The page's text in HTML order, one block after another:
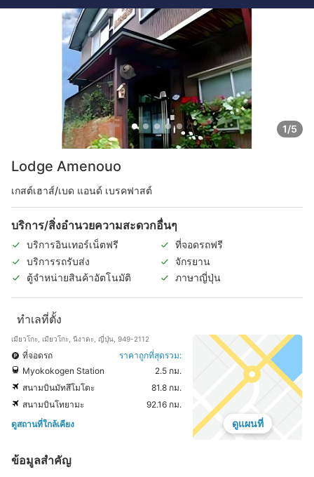
1/5
Lodge Amenouo
เกสต์เฮาส์/เบด แอนด์ เบรคฟาสต์
บริการ/สิ่งอำนวยความสะดวกอื่นๆ
บริการอินเทอร์เน็ตฟรี
ที่จอดรถฟรี
บริการรถรับส่ง
จักรยาน
ตู้จำหน่ายสินค้าอัตโนมัติ
ภาษาญี่ปุ่น
ทำเลที่ตั้ง
เมียวโกะ, เมียวโกะ, นีงาตะ, ญี่ปุ่น, 949-2112
ที่จอดรถ
ราคาถูกที่สุดรวม:
Myokokogen Station
2.5 กม.
สนามบินมัทสึโมโตะ
81.8 กม.
สนามบินโทยามะ
92.16 กม.
ดูสถานที่ใกล้เคียง
ดูแผนที่
ข้อมูลสำคัญ